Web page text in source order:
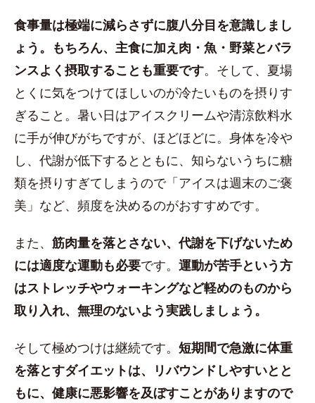
食事量は極端に減らさずに腹八分目を意識しまし
ょう。もちろん、主食に加え肉・魚・野菜とバラ
ンスよく摂取することも重要です。そして、夏場
とくに気をつけてほしいのが冷たいものを摂りす
ぎること。暑い日はアイスクリームや清涼飲料水
に手が伸びがちですが、ほどほどに。身体を冷や
し、代謝が低下するとともに、知らないうちに糖
類を摂りすぎてしまうので「アイスは週末のご褒
美」など、頻度を決めるのがおすすめです。
また、 筋肉量を落とさない、代謝を下げないため
には適度な運動も必要です。 運動が苦手という方
はストレッチやウォーキングなど軽めのものから
取り入れ、無理のないよう実践しましょう。
そして極めつけは継続です。 短期間で急激に体重
を落とすダイエットは、リバウンドしやすいとと
もに、健康に悪影響を及ぼすことがありますので